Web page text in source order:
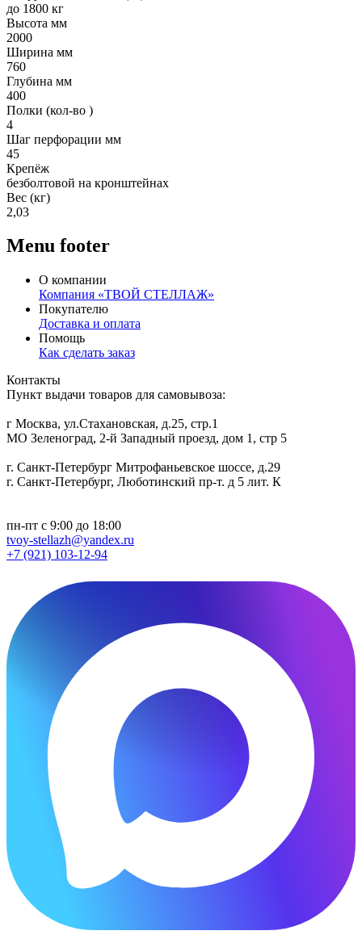
до 1800 кг
Высота мм
2000
Ширина мм
760
Глубина мм
400
Полки (кол-во )
4
Шаг перфорации мм
45
Крепёж
безболтовой на кронштейнах
Вес (кг)
2,03
Menu footer
О компании
Компания «ТВОЙ СТЕЛЛАЖ»
Покупателю
Доставка и оплата
Помощь
Как сделать заказ
Контакты
Пункт выдачи товаров для самовывоза:
г Москва, ул.Стахановская, д.25, стр.1
МО Зеленоград, 2-й Западный проезд, дом 1, стр 5
г. Санкт-Петербург Митрофаньевское шоссе, д.29
г. Санкт-Петербург, Люботинский пр-т. д 5 лит. К
пн-пт с 9:00 до 18:00
tvoy-stellazh@yandex.ru
+7 (921) 103-12-94